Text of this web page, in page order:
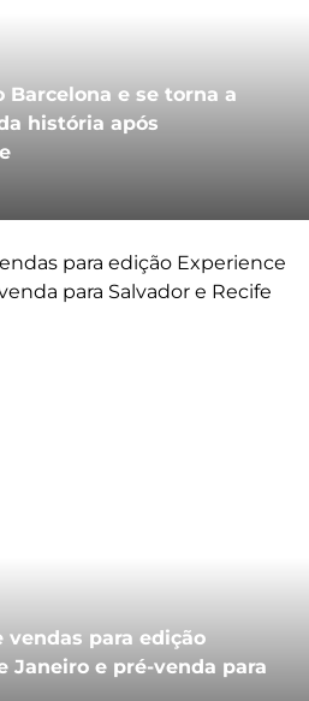
Barcelona e se torna a
história após
para edição
Janeiro e pré-venda para